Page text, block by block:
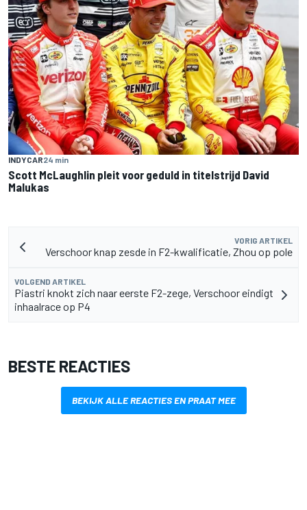
INDYCAR24 min
Scott McLaughlin pleit voor geduld in titelstrijd David
Malukas
VORIG ARTIKEL
Verschoor knap zesde in F2-kwalificatie, Zhou op pole
VOLGEND ARTIKEL
Piastri knokt zich naar eerste F2-zege, Verschoor eindigt
inhaalrace op P4
BESTE REACTIES
BEKIJK ALLE REACTIES EN PRAAT MEE